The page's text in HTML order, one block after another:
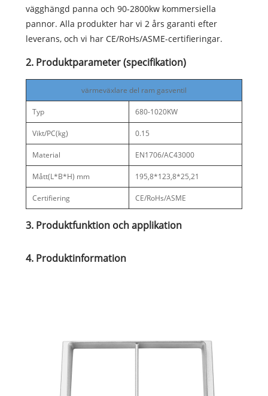
vägghängd panna och 90-2800kw kommersiella
pannor. Alla produkter har vi 2 års garanti efter
leverans, och vi har CE/RoHs/ASME-certifieringar.
2. Produktparameter (specifikation)
värmeväxlare del ram gasventil
Typ 680-1020KW
Vikt/PC(kg) 0.15
Material EN1706/AC43000
Mått(L*B*H) mm 195,8*123,8*25,21
Certifiering CE/RoHs/ASME
3. Produktfunktion och applikation
4. Produktinformation